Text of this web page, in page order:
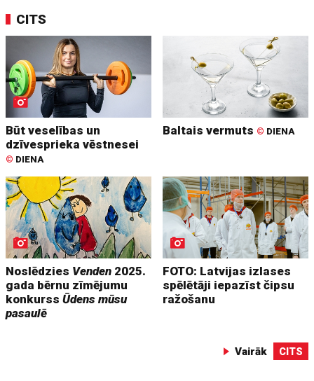
CITS
Būt veselības un
dzīvesprieka vēstnesei
© DIENA
Baltais vermuts © DIENA
Noslēdzies Venden 2025.
gada bērnu zīmējumu
konkurssŪdens mūsu
pasaulē
FOTO: Latvijas izlases
spēlētāji iepazīst čipsu
ražošanu
Vairāk CITS